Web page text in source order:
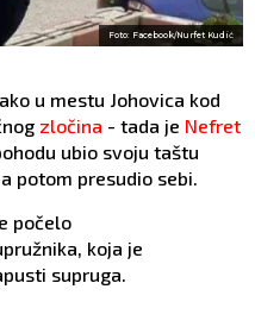
Foto: Facebook/Nurfet Kudić
u mestu Johovica kod
zločina - tada je Nefret
ubio svoju taštu
potom presudio sebi.
počelo
koja je
supruga.